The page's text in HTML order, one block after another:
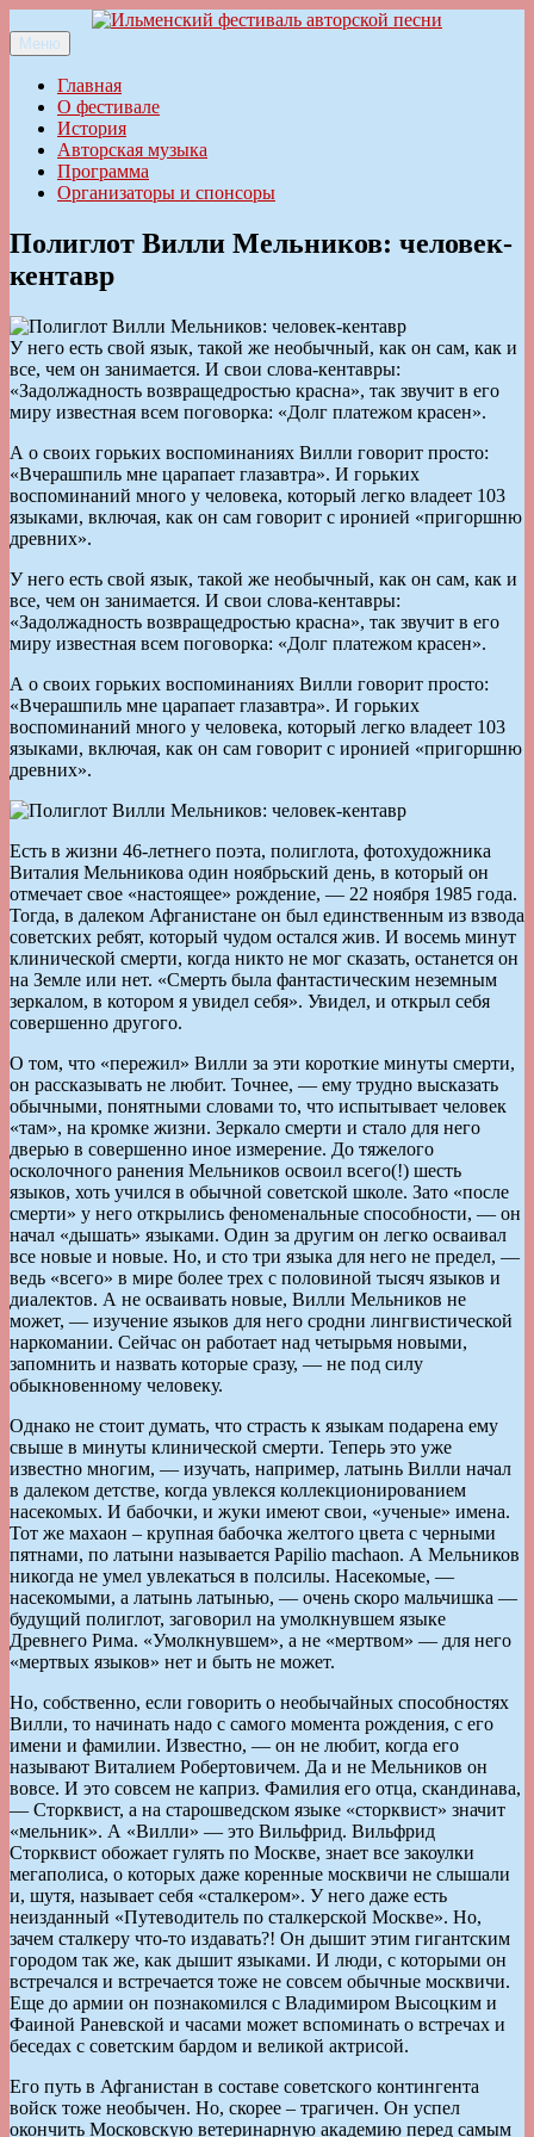
к
содержимому
Ильменский фестиваль авторской песни
Меню
Главная
О фестивале
История
Авторская музыка
Программа
Организаторы и спонсоры
Полиглот Вилли Мельников: человек-
кентавр
У него есть свой язык, такой же необычный, как он сам, как и
все, чем он занимается. И свои слова-кентавры:
«Задолжадность возвращедростью красна», так звучит в его
миру известная всем поговорка: «Долг платежом красен».
А о своих горьких воспоминаниях Вилли говорит просто:
«Вчерашпиль мне царапает глазавтра». И горьких
воспоминаний много у человека, который легко владеет 103
языками, включая, как он сам говорит с иронией «пригоршню
древних».
У него есть свой язык, такой же необычный, как он сам, как и
все, чем он занимается. И свои слова-кентавры:
«Задолжадность возвращедростью красна», так звучит в его
миру известная всем поговорка: «Долг платежом красен».
А о своих горьких воспоминаниях Вилли говорит просто:
«Вчерашпиль мне царапает глазавтра». И горьких
воспоминаний много у человека, который легко владеет 103
языками, включая, как он сам говорит с иронией «пригоршню
древних».
Есть в жизни 46-летнего поэта, полиглота, фотохудожника
Виталия Мельникова один ноябрьский день, в который он
отмечает свое «настоящее» рождение, — 22 ноября 1985 года.
Тогда, в далеком Афганистане он был единственным из взвода
советских ребят, который чудом остался жив. И восемь минут
клинической смерти, когда никто не мог сказать, останется он
на Земле или нет. «Смерть была фантастическим неземным
зеркалом, в котором я увидел себя». Увидел, и открыл себя
совершенно другого.
О том, что «пережил» Вилли за эти короткие минуты смерти,
он рассказывать не любит. Точнее, — ему трудно высказать
обычными, понятными словами то, что испытывает человек
«там», на кромке жизни. Зеркало смерти и стало для него
дверью в совершенно иное измерение. До тяжелого
осколочного ранения Мельников освоил всего(!) шесть
языков, хоть учился в обычной советской школе. Зато «после
смерти» у него открылись феноменальные способности, — он
начал «дышать» языками. Один за другим он легко осваивал
все новые и новые. Но, и сто три языка для него не предел, —
ведь «всего» в мире более трех с половиной тысяч языков и
диалектов. А не осваивать новые, Вилли Мельников не
может, — изучение языков для него сродни лингвистической
наркомании. Сейчас он работает над четырьмя новыми,
запомнить и назвать которые сразу, — не под силу
обыкновенному человеку.
Однако не стоит думать, что страсть к языкам подарена ему
свыше в минуты клинической смерти. Теперь это уже
известно многим, — изучать, например, латынь Вилли начал
в далеком детстве, когда увлекся коллекционированием
насекомых. И бабочки, и жуки имеют свои, «ученые» имена.
Тот же махаон – крупная бабочка желтого цвета с черными
пятнами, по латыни называется Papilio machaon. А Мельников
никогда не умел увлекаться в полсилы. Насекомые, —
насекомыми, а латынь латынью, — очень скоро мальчишка —
будущий полиглот, заговорил на умолкнувшем языке
Древнего Рима. «Умолкнувшем», а не «мертвом» — для него
«мертвых языков» нет и быть не может.
Но, собственно, если говорить о необычайных способностях
Вилли, то начинать надо с самого момента рождения, с его
имени и фамилии. Известно, — он не любит, когда его
называют Виталием Робертовичем. Да и не Мельников он
вовсе. И это совсем не каприз. Фамилия его отца, скандинава,
— Сторквист, а на старошведском языке «сторквист» значит
«мельник». А «Вилли» — это Вильфрид. Вильфрид
Сторквист обожает гулять по Москве, знает все закоулки
мегаполиса, о которых даже коренные москвичи не слышали
и, шутя, называет себя «сталкером». У него даже есть
неизданный «Путеводитель по сталкерской Москве». Но,
зачем сталкеру что-то издавать?! Он дышит этим гигантским
городом так же, как дышит языками. И люди, с которыми он
встречался и встречается тоже не совсем обычные москвичи.
Еще до армии он познакомился с Владимиром Высоцким и
Фаиной Раневской и часами может вспоминать о встречах и
беседах с советским бардом и великой актрисой.
Его путь в Афганистан в составе советского контингента
войск тоже необычен. Но, скорее – трагичен. Он успел
окончить Московскую ветеринарную академию перед самым